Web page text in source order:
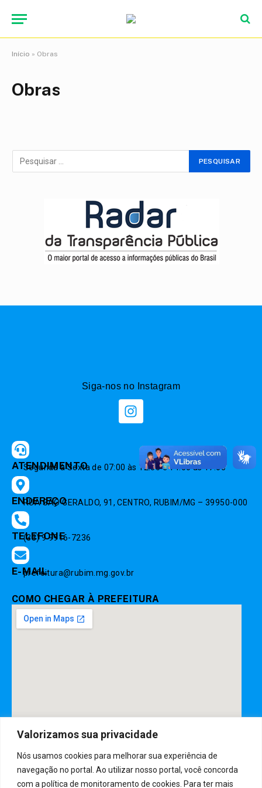
Valorizamos sua privacidade
Nós usamos cookies para melhorar sua experiência de
navegação no portal. Ao utilizar nosso portal, você concorda
com a política de monitoramento de cookies. Para ter mais
Início » Obras
Obras
Siga-nos no Instagram
ATENDIMENTO
Segunda à Sexta de 07:00 às 12:00 e 14:00 às 17:00
ENDEREÇO
RUA SÃO GERALDO, 91, CENTRO, RUBIM/MG – 39950-000
TELEFONE
(33) 9 9916-7236
E-MAIL
prefeitura@rubim.mg.gov.br
COMO CHEGAR À PREFEITURA
DESENVOLVIDO POR CR2
Muito mais quecriar siteousistema para prefeituras ! Realizamos